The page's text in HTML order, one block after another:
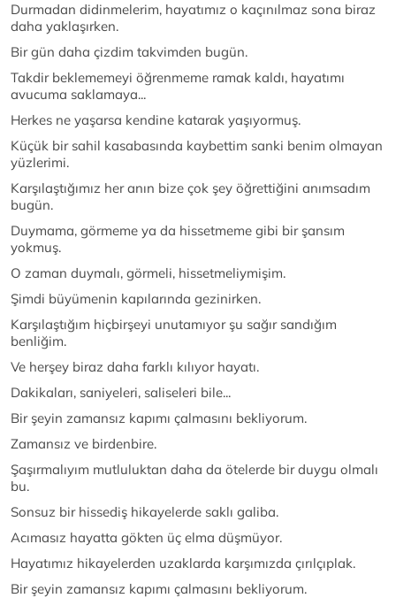
Durmadan didinmelerim, hayatımız o kaçınılmaz sona biraz
daha yaklaşırken.
Bir gün daha çizdim takvimden bugün.
Takdir beklememeyi öğrenmeme ramak kaldı, hayatımı
avucuma saklamaya...
Herkes ne yaşarsa kendine katarak yaşıyormuş.
Küçük bir sahil kasabasında kaybettim sanki benim olmayan
yüzlerimi.
Karşılaştığımız her anın bize çok şey öğrettiğini anımsadım
bugün.
Duymama, görmeme ya da hissetmeme gibi bir şansım
yokmuş.
O zaman duymalı, görmeli, hissetmeliymişim.
Şimdi büyümenin kapılarında gezinirken.
Karşılaştığım hiçbirşeyi unutamıyor şu sağır sandığım
benliğim.
Ve herşey biraz daha farklı kılıyor hayatı.
Dakikaları, saniyeleri, saliseleri bile...
Bir şeyin zamansız kapımı çalmasını bekliyorum.
Zamansız ve birdenbire.
Şaşırmalıyım mutluluktan daha da ötelerde bir duygu olmalı
bu.
Sonsuz bir hissediş hikayelerde saklı galiba.
Acımasız hayatta gökten üç elma düşmüyor.
Hayatımız hikayelerden uzaklarda karşımızda çırılçıplak.
Bir şeyin zamansız kapımı çalmasını bekliyorum.